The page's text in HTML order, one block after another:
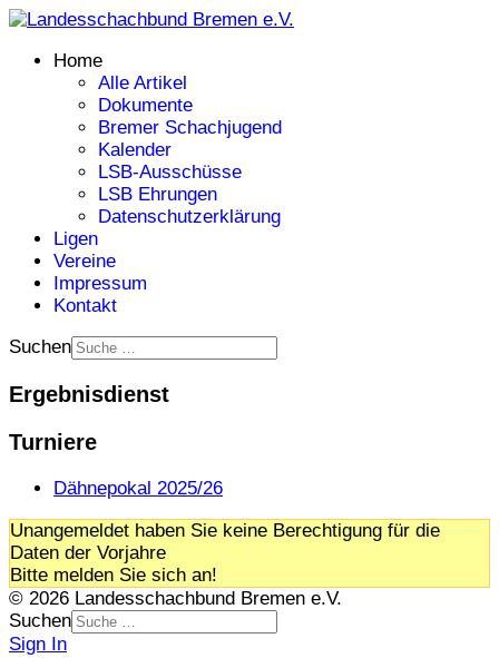
Home
Alle Artikel
Dokumente
Bremer Schachjugend
Kalender
LSB-Ausschüsse
LSB Ehrungen
Datenschutzerklärung
Ligen
Vereine
Impressum
Kontakt
Suchen
Ergebnisdienst
Turniere
Dähnepokal 2025/26
Unangemeldet haben Sie keine Berechtigung für die
Daten der Vorjahre
Bitte melden Sie sich an!
© 2026 Landesschachbund Bremen e.V.
Suchen
Sign In